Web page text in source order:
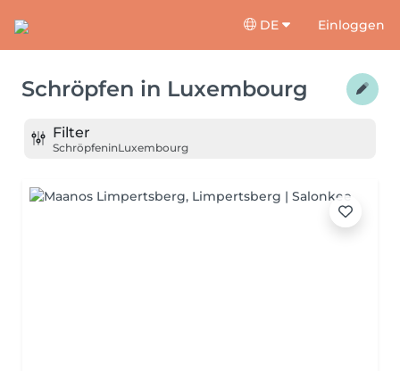
DE Einloggen
Schröpfen in Luxembourg
Filter
SchröpfeninLuxembourg